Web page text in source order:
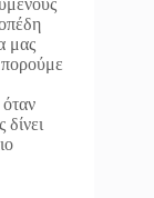
μας